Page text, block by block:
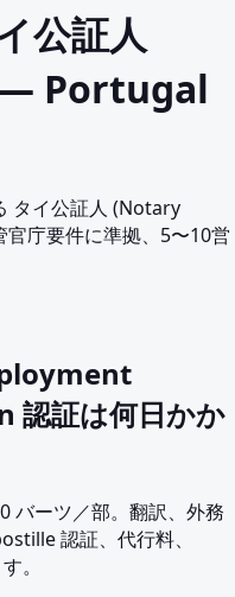
公証人
Portugal
タイ公証人 (Notary
庁要件に準拠、5〜10営
証は何日かか
バーツ／部。翻訳、外務
認証、代行料、
。